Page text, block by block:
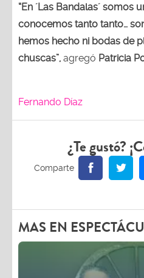
“En ´Las Bandalas´ somos
conocemos tanto tanto…
hemos hecho ni bodas de
chuscas”, agregó Patricia
Fernando Díaz
¿Te gustó?
MAS EN